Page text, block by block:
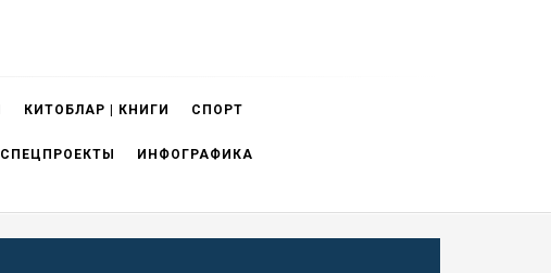
КИТОБЛАР | КНИГИ СПОРТ
СПЕЦПРОЕКТЫ ИНФОГРАФИКА